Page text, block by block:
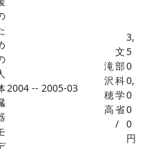
2004 -- 2005-03
滝
沢
穂
高
文
部
科
学
省
/
3,
5
0
0,
0
0
0
円